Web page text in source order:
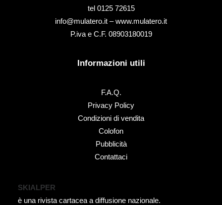
tel ‭0125 72615‬
info@mulatero.it –www.mulatero.it
P.iva e C.F. 08903180019
Informazioni utili
F.A.Q.
Privacy Policy
Condizioni di vendita
Colofon
Pubblicità
Contattaci
SKIALPER
è una rivista cartacea a diffusione nazionale.